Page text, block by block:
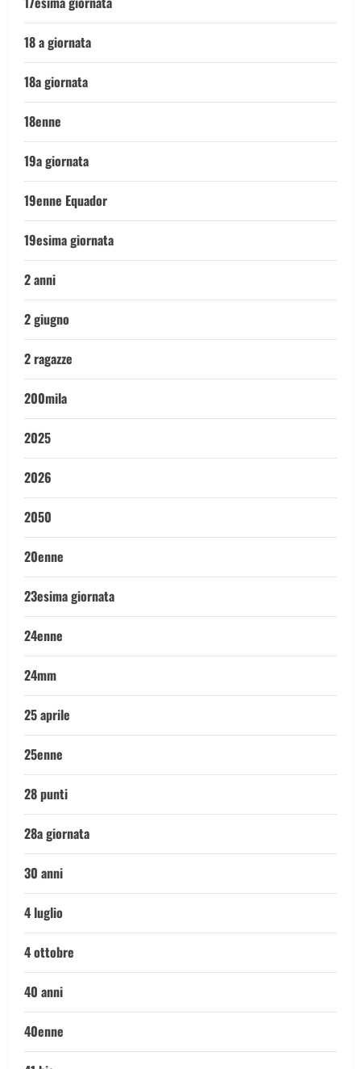
18 a giornata
18a giornata
18enne
19a giornata
19enne Equador
19esima giornata
2 anni
2 giugno
2 ragazze
200mila
2025
2026
2050
20enne
23esima giornata
24enne
24mm
25 aprile
25enne
28 punti
28a giornata
30 anni
4 luglio
4 ottobre
40 anni
40enne